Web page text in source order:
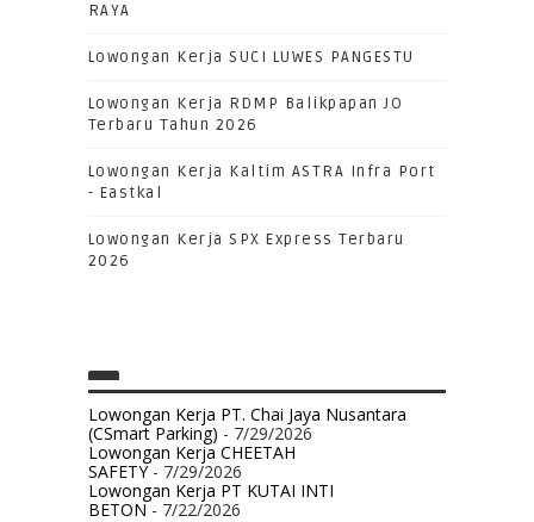
RAYA
Lowongan Kerja SUCI LUWES PANGESTU
Lowongan Kerja RDMP Balikpapan JO
Terbaru Tahun 2026
Lowongan Kerja Kaltim ASTRA Infra Port
- Eastkal
Lowongan Kerja SPX Express Terbaru
2026
Lowongan Kerja PT. Chai Jaya Nusantara
(CSmart Parking) - 7/29/2026
Lowongan Kerja CHEETAH
SAFETY- 7/29/2026
Lowongan Kerja PT KUTAI INTI
BETON- 7/22/2026